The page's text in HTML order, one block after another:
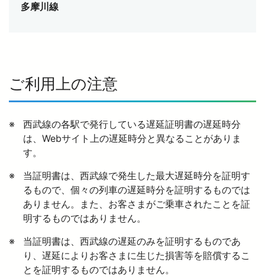
西武鉄道の公式アカウント一覧
サイトのご利用にあたって
多摩川線
ご利用上の注意
西武線の各駅で発行している遅延証明書の遅延時分
は、Webサイト上の遅延時分と異なることがありま
す。
当証明書は、西武線で発生した最大遅延時分を証明す
るもので、個々の列車の遅延時分を証明するものでは
ありません。また、お客さまがご乗車されたことを証
明するものではありません。
当証明書は、西武線の遅延のみを証明するものであ
り、遅延によりお客さまに生じた損害等を賠償するこ
とを証明するものではありません。